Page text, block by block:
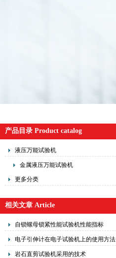
产品目录 Product catalog
液压万能试验机
金属液压万能试验机
更多分类
相关文章 Article
自锁螺母锁紧性能试验机性能指标
电子引伸计在电子试验机上的使用方法
岩石直剪试验机采用的技术